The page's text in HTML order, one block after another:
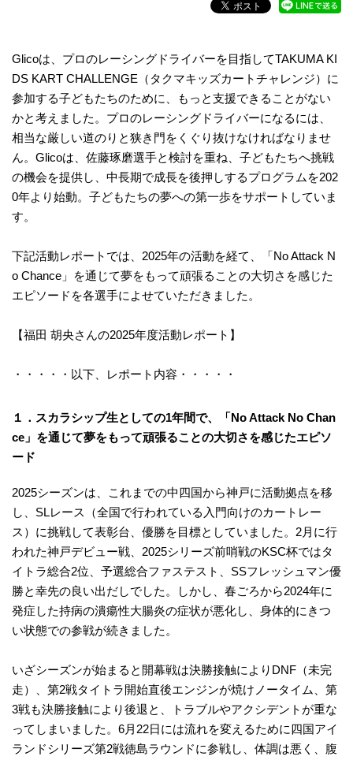
Glicoは、プロのレーシングドライバーを目指してTAKUMA KI
DS KART CHALLENGE（タクマキッズカートチャレンジ）に
参加する子どもたちのために、もっと支援できることがない
かと考えました。プロのレーシングドライバーになるには、
相当な厳しい道のりと狭き門をくぐり抜けなければなりませ
ん。Glicoは、佐藤琢磨選手と検討を重ね、子どもたちへ挑戦
の機会を提供し、中長期で成長を後押しするプログラムを202
0年より始動。子どもたちの夢への第一歩をサポートしていま
す。
下記活動レポートでは、​2025年の活動を経て、「No Attack N
o Chance」を通じて夢をもって頑張ることの大切さを感じた
エピソードを各選手によせていただきました。
【福田 胡央さんの2025年度活動レポート】
・・・・・以下、レポート内容・・・・・
１．スカラシップ生としての1年間で、「No Attack No Chan
ce」を通じて夢をもって頑張ることの大切さを感じたエピソ
ード
2025シーズンは、これまでの中四国から神戸に活動拠点を移
し、SLレース（全国で行われている入門向けのカートレー
ス）に挑戦して表彰台、優勝を目標としていました。2月に行
われた神戸デビュー戦、2025シリーズ前哨戦のKSC杯ではタ
イトラ総合2位、予選総合ファステスト、SSフレッシュマン優
勝と幸先の良い出だしでした。しかし、春ごろから2024年に
発症した持病の潰瘍性大腸炎の症状が悪化し、身体的にきつ
い状態での参戦が続きました。
いざシーズンが始まると開幕戦は決勝接触によりDNF（未完
走）、第2戦タイトラ開始直後エンジンが焼けノータイム、第
3戦も決勝接触により後退と、トラブルやアクシデントが重な
ってしまいました。6月22日には流れを変えるために四国アイ
ランドシリーズ第2戦徳島ラウンドに参戦し、体調は悪く、腹